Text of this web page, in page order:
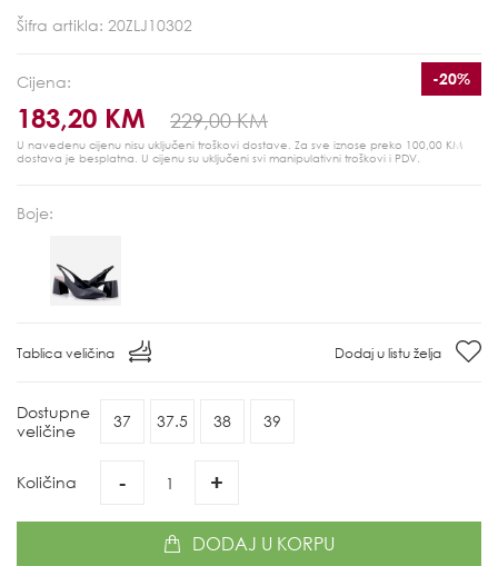
Šifra artikla: 20ZLJ10302
Cijena:
183,20 KM 229,00 KM
-20%
U navedenu cijenu nisu uključeni troškovi dostave. Za sve iznose preko 100,00 KM
dostava je besplatna. U cijenu su uključeni svi manipulativni troškovi i PDV.
Boje:
Tablica veličina Dodaj u listu želja
Dostupne
veličine
37 37.5 38 39
Količina - +
DODAJ U KORPU